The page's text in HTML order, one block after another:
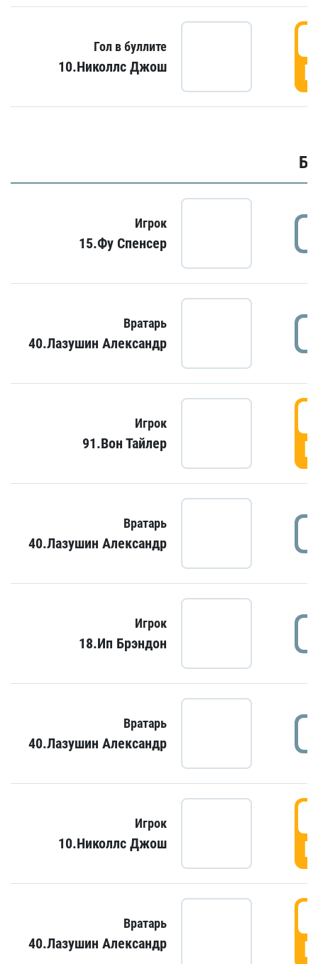
Гол в буллите
10.Николлс Джош
Игрок
15.Фу Спенсер
Вратарь
40.Лазушин Александр
Игрок
91.Вон Тайлер
Вратарь
40.Лазушин Александр
Игрок
18.Ип Брэндон
Вратарь
40.Лазушин Александр
Игрок
10.Николлс Джош
Вратарь
40.Лазушин Александр